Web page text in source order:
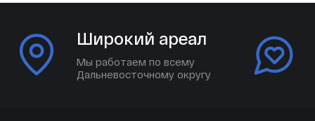
Широкий ареал
Мы работаем по всему
Дальневосточному округу